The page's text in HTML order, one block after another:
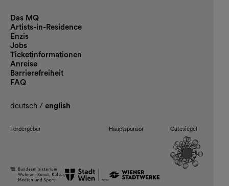
Das MQ
Artists-in-Residence
Enzis
Jobs
Ticketinformationen
Anreise
Barrierefreiheit
FAQ
deutsch / english
Fördergeber Hauptsponsor Gütesiegel